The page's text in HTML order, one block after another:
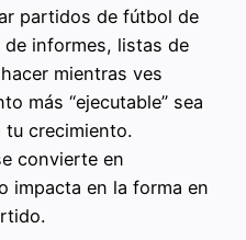
partidos de fútbol de
informes, listas de
mientras ves
más “ejecutable” sea
tu crecimiento.
convierte en
impacta en la forma en